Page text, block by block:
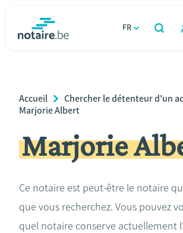
FR
OUVERT
Relations et vivre ensemble
Héritage et donations
Le notaire
Breadcrumb
Accueil
Chercher le détenteur d'un
Marjorie Albert
Marjorie
Ce notaire est peut-être le notaire
que vous recherchez. Vous pouvez
quel notaire conserve actuellement